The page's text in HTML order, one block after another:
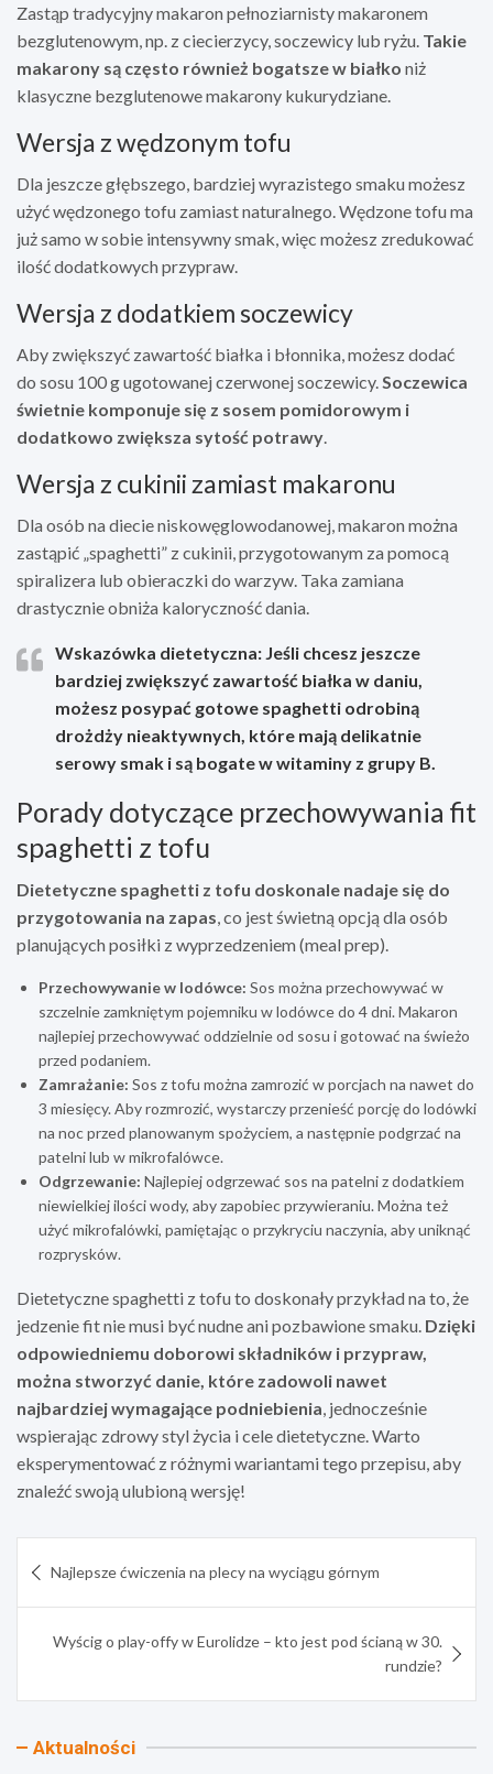
Zastąp tradycyjny makaron pełnoziarnisty makaronem
bezglutenowym, np. z ciecierzycy, soczewicy lub ryżu. Takie
makarony są często również bogatsze w białko niż
klasyczne bezglutenowe makarony kukurydziane.
Wersja z wędzonym tofu
Dla jeszcze głębszego, bardziej wyrazistego smaku możesz
użyć wędzonego tofu zamiast naturalnego. Wędzone tofu ma
już samo w sobie intensywny smak, więc możesz zredukować
ilość dodatkowych przypraw.
Wersja z dodatkiem soczewicy
Aby zwiększyć zawartość białka i błonnika, możesz dodać
do sosu 100 g ugotowanej czerwonej soczewicy. Soczewica
świetnie komponuje się z sosem pomidorowym i
dodatkowo zwiększa sytość potrawy
Wersja z cukinii zamiast makaronu
Dla osób na diecie niskowęglowodanowej, makaron można
zastąpić „spaghetti” z cukinii, przygotowanym za pomocą
spiralizera lub obieraczki do warzyw. Taka zamiana
drastycznie obniża kaloryczność dania.
Wskazówka dietetyczna: Jeśli chcesz jeszcze
bardziej zwiększyć zawartość białka w daniu,
możesz posypać gotowe spaghetti odrobiną
drożdży nieaktywnych, które mają delikatnie
serowy smak i są bogate w witaminy z grupy B.
Porady dotyczące przechowywania fit
spaghetti z tofu
Dietetyczne spaghetti z tofu doskonale nadaje się do
przygotowania na zapas , co jest świetną opcją dla osób
planujących posiłki z wyprzedzeniem (meal prep).
Przechowywanie w lodówce: Sos można przechowywać w
szczelnie zamkniętym pojemniku w lodówce do 4 dni. Makaron
najlepiej przechowywać oddzielnie od sosu i gotować na świeżo
przed podaniem.
Zamrażanie: Sos z tofu można zamrozić w porcjach na nawet do
3 miesięcy. Aby rozmrozić, wystarczy przenieść porcję do lodówki
na noc przed planowanym spożyciem, a następnie podgrzać na
patelni lub w mikrofalówce.
Odgrzewanie: Najlepiej odgrzewać sos na patelni z dodatkiem
niewielkiej ilości wody, aby zapobiec przywieraniu. Można też
użyć mikrofalówki, pamiętając o przykryciu naczynia, aby uniknąć
rozprysków.
Dietetyczne spaghetti z tofu to doskonały przykład na to, że
jedzenie fit nie musi być nudne ani pozbawione smaku. Dzięki
odpowiedniemu doborowi składników i przypraw,
można stworzyć danie, które zadowoli nawet
najbardziej wymagające podniebienia , jednocześnie
wspierając zdrowy styl życia i cele dietetyczne. Warto
eksperymentować z różnymi wariantami tego przepisu, aby
znaleźć swoją ulubioną wersję!
wpisu
Najlepsze ćwiczenia na plecy na wyciągu górnym
Wyścig o play-offy w Eurolidze – kto jest pod ścianą w 30.
rundzie?
Aktualności